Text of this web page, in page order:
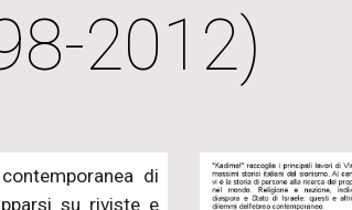
2012)
di
su riviste e